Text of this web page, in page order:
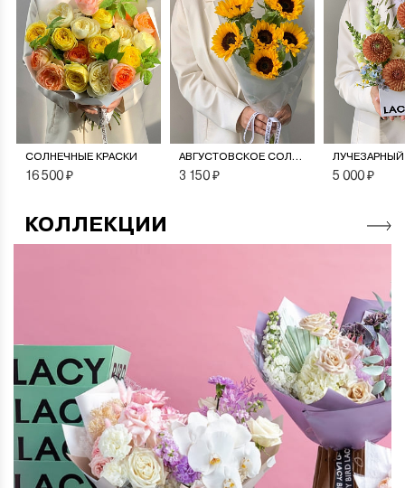
СОЛНЕЧНЫЕ КРАСКИ
16 500 ₽
АВГУСТОВСКОЕ СОЛНЦЕ
3 150 ₽ 5 000 ₽
КОЛЛЕКЦИИ